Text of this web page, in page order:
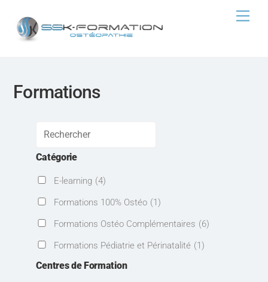
content
Formations
Catégorie
E-learning (4)
Formations 100% Ostéo (1)
Formations Ostéo Complémentaires (6)
Formations Pédiatrie et Périnatalité (1)
Centres de Formation